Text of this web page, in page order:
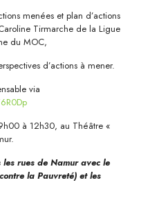
menées et plan d’actions
Tirmarche de la Ligue
du MOC,
d’actions à mener.
via
à 12h30, au Théâtre «
les rues de Namur avec le
la Pauvreté) et les